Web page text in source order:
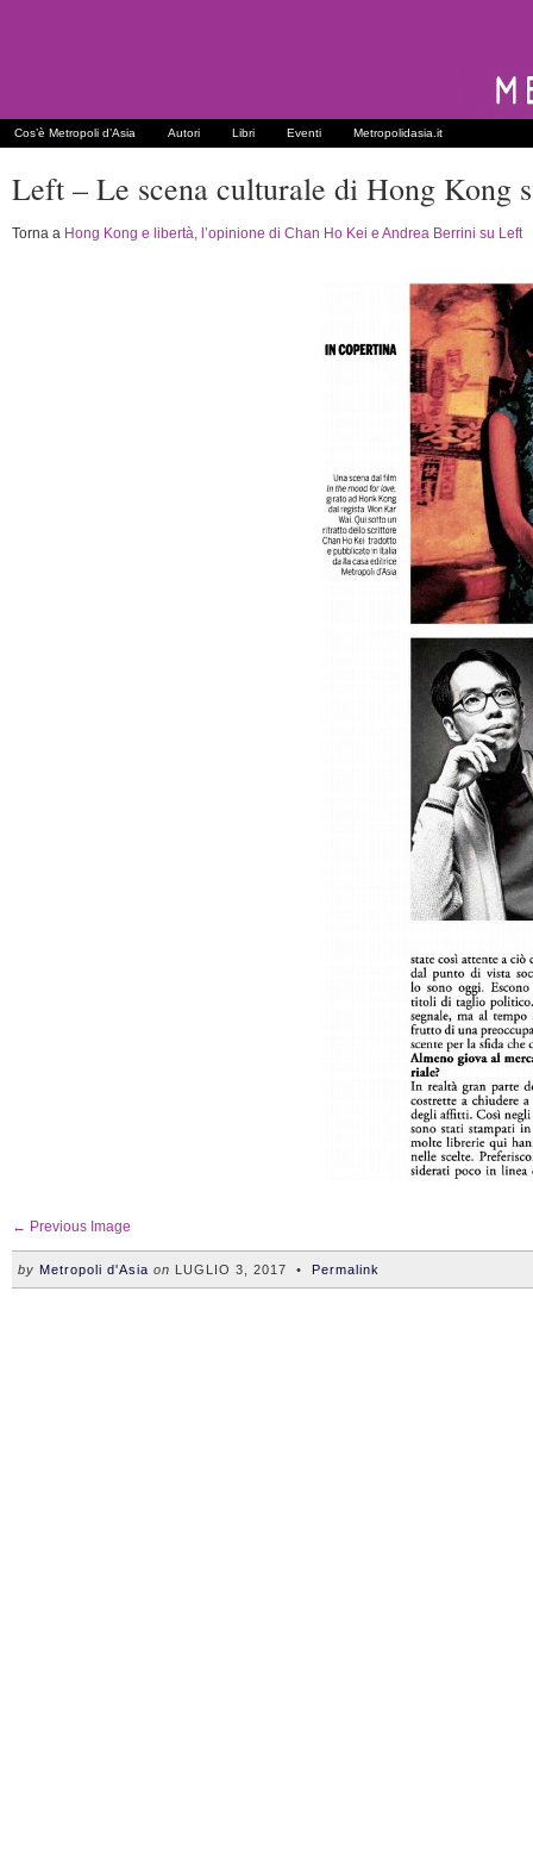
Cos’è Metropoli d’Asia Autori Libri Eventi Metropolidasia.it
Left – Le scena culturale di Hong Kong
Torna a Hong Kong e libertà, l’opinione di Chan Ho Kei e Andrea Berrini su Left
← Previous Image
by Metropoli d'Asia on LUGLIO 3, 2017 • Permalink